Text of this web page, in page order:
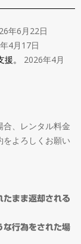
年6月22日
4月17日
。
2026年4月
合、レンタル料金
よろしくお願い
たまま返却される
な行為をされた場